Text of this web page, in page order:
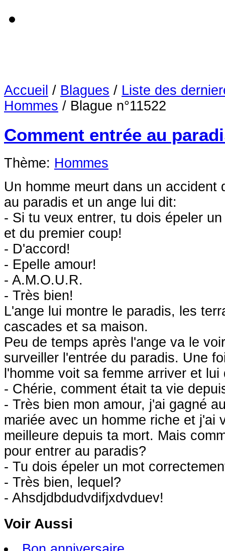
Accueil / Blagues / Liste des
Hommes / Blague n°11522
Comment entrée au
Thème: Hommes
Un homme meurt dans un accident
au paradis et un ange lui dit:
- Si tu veux entrer, tu dois épeler
et du premier coup!
- D'accord!
- Epelle amour!
- A.M.O.U.R.
- Très bien!
L'ange lui montre le paradis, les
cascades et sa maison.
Peu de temps après l'ange va le
surveiller l'entrée du paradis. Une
l'homme voit sa femme arriver et lui
- Chérie, comment était ta vie
- Très bien mon amour, j'ai gagné
mariée avec un homme riche et j'ai
meilleure depuis ta mort. Mais
pour entrer au paradis?
- Tu dois épeler un mot
- Très bien, lequel?
- Ahsdjdbdudvdifjxdvduev!
Voir Aussi